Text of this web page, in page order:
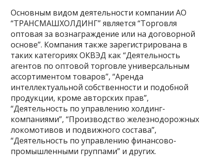
Основным видом деятельности компании АО
“ТРАНСМАШХОЛДИНГ” является “Торговля
оптовая за вознаграждение или на договорной
основе”. Компания также зарегистрирована в
таких категориях ОКВЭД как “Деятельность
агентов по оптовой торговле универсальным
ассортиментом товаров”, “Аренда
интеллектуальной собственности и подобной
продукции, кроме авторских прав”,
“Деятельность по управлению холдинг-
компаниями”, “Производство железнодорожных
локомотивов и подвижного состава”,
“Деятельность по управлению финансово-
промышленными группами” и других.